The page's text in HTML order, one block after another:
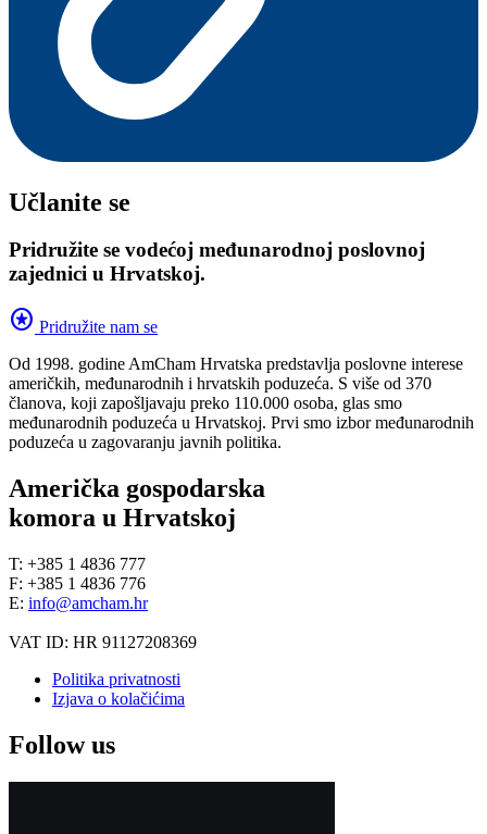
Učlanite se
Pridružite se vodećoj međunarodnoj poslovnoj
zajednici u Hrvatskoj.
stars Pridružite nam se
Od 1998. godine AmCham Hrvatska predstavlja poslovne interese
američkih, međunarodnih i hrvatskih poduzeća. S više od 370
članova, koji zapošljavaju preko 110.000 osoba, glas smo
međunarodnih poduzeća u Hrvatskoj. Prvi smo izbor međunarodnih
poduzeća u zagovaranju javnih politika.
Američka gospodarska
komora u Hrvatskoj
T: +385 1 4836 777
F: +385 1 4836 776
E: info@amcham.hr
VAT ID: HR 91127208369
Politika privatnosti
Izjava o kolačićima
Follow us